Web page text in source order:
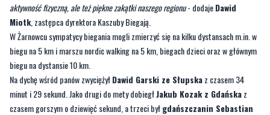
aktywność fizyczną, ale też piękne zakątki naszego regionu- dodajeDawid
Miotk, zastępca dyrektora Kaszuby Biegają.
W Żarnowcu sympatycy biegania mogli zmierzyć się na kilku dystansach m.in. w
biegu na 5 km i marszu nordic walking na 5 km, biegach dzieci oraz w głównym
biegu na dystansie 10 km.
Na dychę wśród panów zwyciężyłDawid Garski ze Słupskaz czasem 34
minut i 29 sekund. Jako drugi do mety dobiegłJakub Kozak z Gdańskaz
czasem gorszym o dziewięć sekund, a trzeci byłgdańszczanin Sebastian